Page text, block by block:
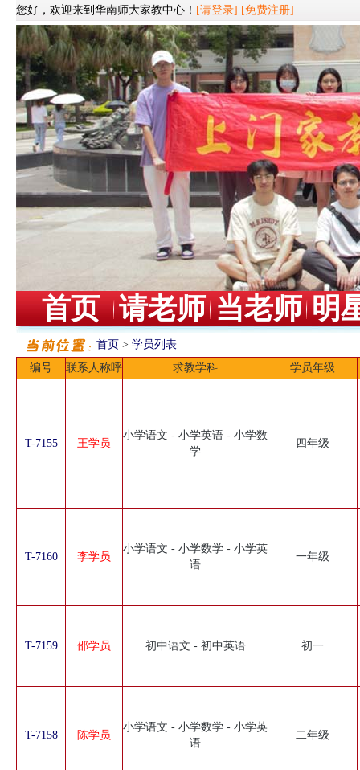
您好，欢迎来到华南师大家教中心！ [请登录] [免费注册]
首页 请老师 当老师 明
首页 > 学员列表
编号
联系人称呼 求教学科 学员年级
T-7155 王学员
小学语文 - 小学英语 - 小学数
学
四年级
T-7160 李学员
小学语文 - 小学数学 - 小学英
语
一年级
T-7159 邵学员 初中语文 - 初中英语 初一
T-7158 陈学员
小学语文 - 小学数学 - 小学英
语
二年级